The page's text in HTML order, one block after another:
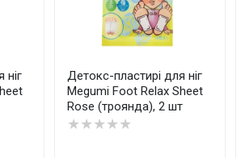
ніг
Детокс-пластирі для ніг
Megumi Foot Relax Sheet
Rose (троянда), 2 шт
★★★★★